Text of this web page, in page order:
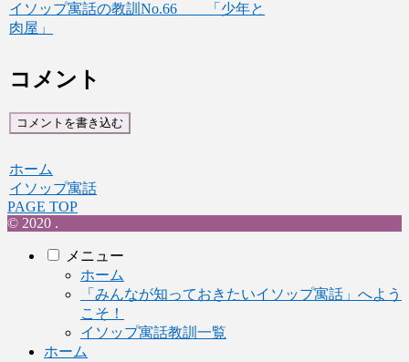
イソップ寓話の教訓No.66 「少年と
肉屋」
コメント
コメントを書き込む
ホーム
イソップ寓話
PAGE TOP
© 2020 .
メニュー
ホーム
「みんなが知っておきたいイソップ寓話」へよう
こそ！
イソップ寓話教訓一覧
ホーム